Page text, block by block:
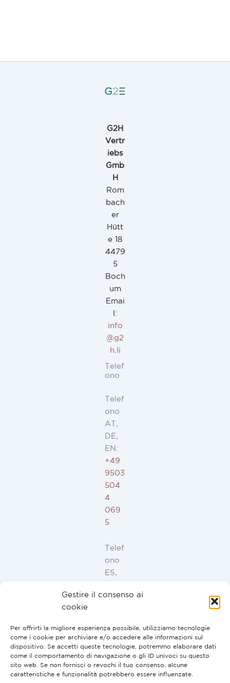
Gestire il consenso ai
cookie
Per offrirti la migliore esperienza possibile, utilizziamo tecnologie
come i cookie per archiviare e/o accedere alle informazioni sul
dispositivo. Se accetti queste tecnologie, potremmo elaborare dati
come il comportamento di navigazione o gli ID univoci su questo
sito web. Se non fornisci o revochi il tuo consenso, alcune
caratteristiche e funzionalità potrebbero essere influenzate.
G2H
Vertr
iebs
Gmb
H
Rom
bach
er
Hütt
e 18
4479
5
Boch
um
Emai
l:
info
@g2
h.li
Telef
ono
Telef
ono
AT,
DE,
EN:
+49
9503
504
4
069
5
Telef
ono
ES,
IT,
91
946
44
10